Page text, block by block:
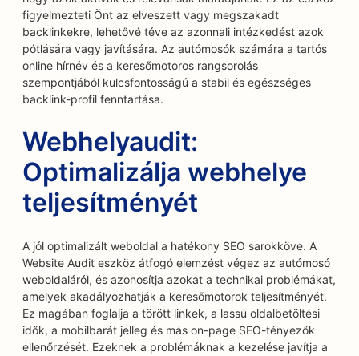
figyelmezteti Önt az elveszett vagy megszakadt
backlinkekre, lehetővé téve az azonnali intézkedést azok
pótlására vagy javítására. Az autómosók számára a tartós
online hírnév és a keresőmotoros rangsorolás
szempontjából kulcsfontosságú a stabil és egészséges
backlink-profil fenntartása.
Webhelyaudit:
Optimalizálja webhelye
teljesítményét
A jól optimalizált weboldal a hatékony SEO sarokköve. A
Website Audit eszköz átfogó elemzést végez az autómosó
weboldaláról, és azonosítja azokat a technikai problémákat,
amelyek akadályozhatják a keresőmotorok teljesítményét.
Ez magában foglalja a törött linkek, a lassú oldalbetöltési
idők, a mobilbarát jelleg és más on-page SEO-tényezők
ellenőrzését. Ezeknek a problémáknak a kezelése javítja a